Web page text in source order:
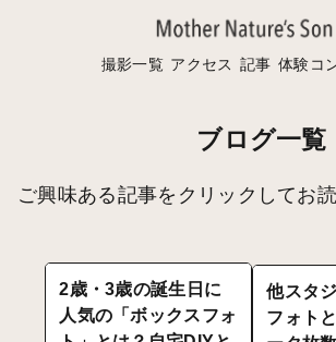
撮影一覧 アクセス 記事 体験コ
ブログ一覧
ご興味ある記事をクリックしてお
2歳・3歳の誕生日に
人気の「ボックスフォ
他スタ
フォト